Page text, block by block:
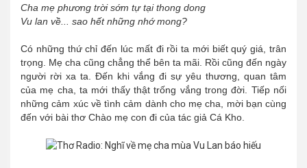
Cha mẹ phương trời sớm tự tại thong dong
Vu lan về... sao hết những nhớ mong?
Có những thứ chỉ đến lúc mất đi rồi ta mới biết quý giá, trân
trọng. Mẹ cha cũng chẳng thể bên ta mãi. Rồi cũng đến ngày
người rời xa ta. Đến khi vắng đi sự yêu thương, quan tâm
của mẹ cha, ta mới thấy thật trống vắng trong đời. Tiếp nối
những cảm xúc về tình cảm dành cho mẹ cha, mời bạn cùng
đến với bài thơ Chào mẹ con đi của tác giả Cá Kho.